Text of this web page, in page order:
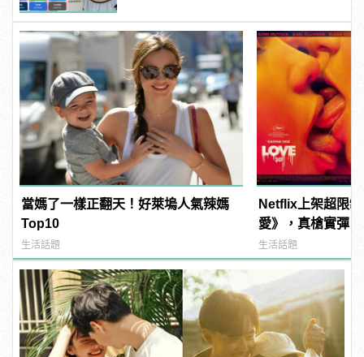
當媽了一樣正翻天！好萊塢人氣辣媽
Top10
生活話題
Netflix上架超限
愛》，真槍實彈
友Reaction新挑
樣變型男
生活話題